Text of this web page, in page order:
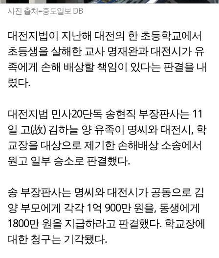
사진 출처=중도일보 DB
대전지법이 지난해 대전의 한 초등학교에서
초등생을 살해한 교사 명재완과 대전시가 유
족에게 손해 배상할 책임이 있다는 판결을 내
렸다.
대전지법 민사20단독 송현직 부장판사는 11
일 고(故) 김하늘 양 유족이 명씨와 대전시, 학
교장을 대상으로 제기한 손해배상 소송에서
원고 일부 승소로 판결했다.
송 부장판사는 명씨와 대전시가 공동으로 김
양 부모에게 각각 1억 900만 원을, 동생에게
1800만 원을 지급하라고 판결했다. 학교장에
대한 청구는 기각됐다.